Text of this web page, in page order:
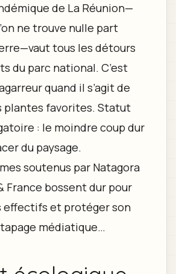
de La Réunion—
ne trouve nulle part
tous les détours
du parc national. C’est
quand il s’agit de
plantes favorites. Statut
: le moindre coup dur
du paysage.
soutenus par Natagora
France bossent dur pour
effectifs et protéger son
médiatique…